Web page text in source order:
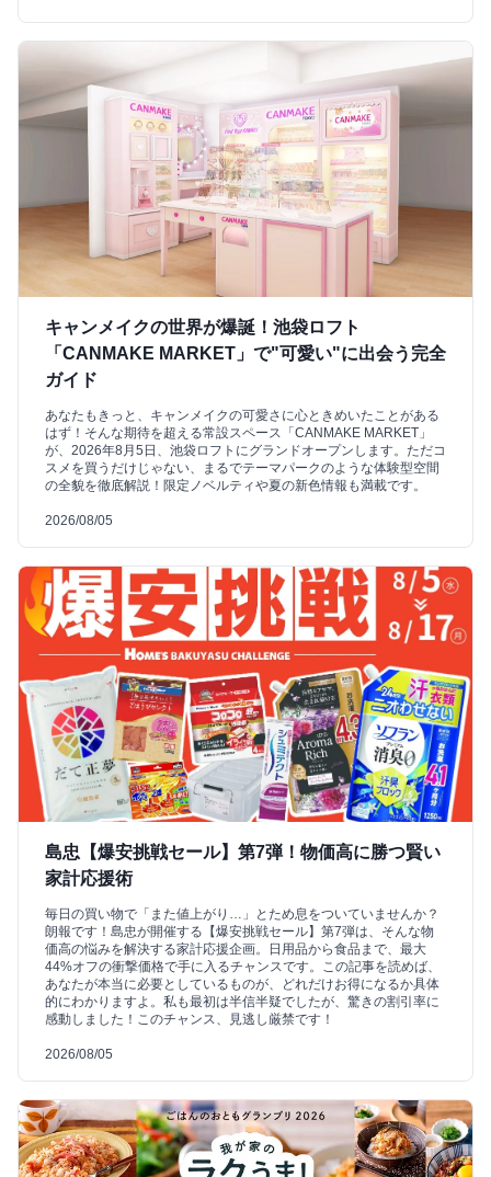
キャンメイクの世界が爆誕！池袋ロフト
「CANMAKE MARKET」で"可愛い"に出会う完全
ガイド
あなたもきっと、キャンメイクの可愛さに心ときめいたことがある
はず！そんな期待を超える常設スペース「CANMAKE MARKET」
が、2026年8月5日、池袋ロフトにグランドオープンします。ただコ
スメを買うだけじゃない、まるでテーマパークのような体験型空間
の全貌を徹底解説！限定ノベルティや夏の新色情報も満載です。
2026/08/05
島忠【爆安挑戦セール】第7弾！物価高に勝つ賢い
家計応援術
毎日の買い物で「また値上がり…」とため息をついていませんか？
朗報です！島忠が開催する【爆安挑戦セール】第7弾は、そんな物
価高の悩みを解決する家計応援企画。日用品から食品まで、最大
44%オフの衝撃価格で手に入るチャンスです。この記事を読めば、
あなたが本当に必要としているものが、どれだけお得になるか具体
的にわかりますよ。私も最初は半信半疑でしたが、驚きの割引率に
感動しました！このチャンス、見逃し厳禁です！
2026/08/05